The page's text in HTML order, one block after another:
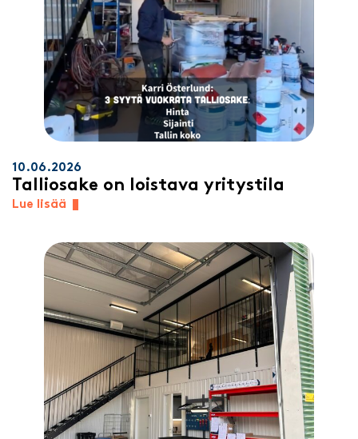
10.06.2026
Talliosake on loistava yritystila
Lue lisää